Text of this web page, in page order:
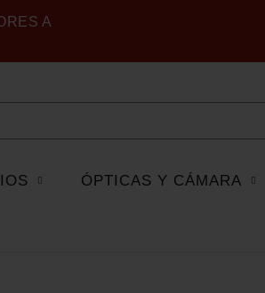
A
ÓPTICAS Y CÁMARA